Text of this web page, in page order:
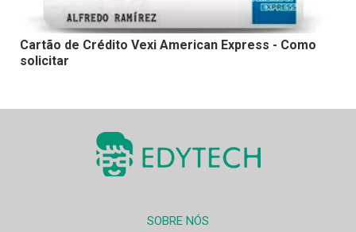
Cartão de Crédito Vexi American Express - Como
solicitar
SOBRE NÓS